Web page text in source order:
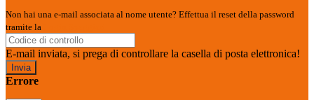
Non hai una e-mail associata al nome utente? Effettua il reset della password
tramite la
E-mail inviata, si prega di controllare la casella di posta elettronica!
Errore